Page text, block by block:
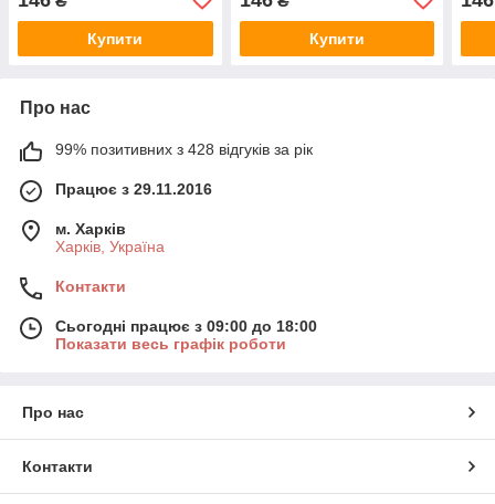
Купити Купити
Про нас
99% позитивних з 428 відгуків за рік
Працює з 29.11.2016
м. Харків
Харків, Україна
Контакти
Сьогодні працює з 09:00 до 18:00
Показати весь графік роботи
Про нас
Контакти